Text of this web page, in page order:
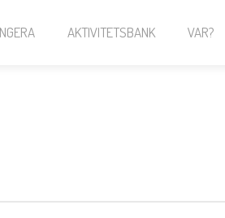
AKTIVITETSBANK VAR?